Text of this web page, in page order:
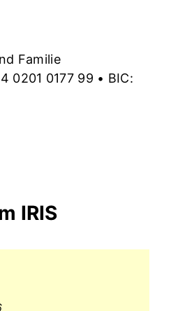
Familie
0201 0177 99 • BIC:
IRIS